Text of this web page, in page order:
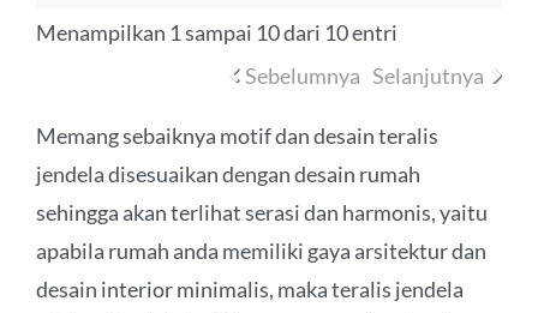
Menampilkan 1 sampai 10 dari 10 entri
Sebelumnya Selanjutnya
Memang sebaiknya motif dan desain teralis
jendela disesuaikan dengan desain rumah
sehingga akan terlihat serasi dan harmonis, yaitu
apabila rumah anda memiliki gaya arsitektur dan
desain interior minimalis, maka teralis jendela